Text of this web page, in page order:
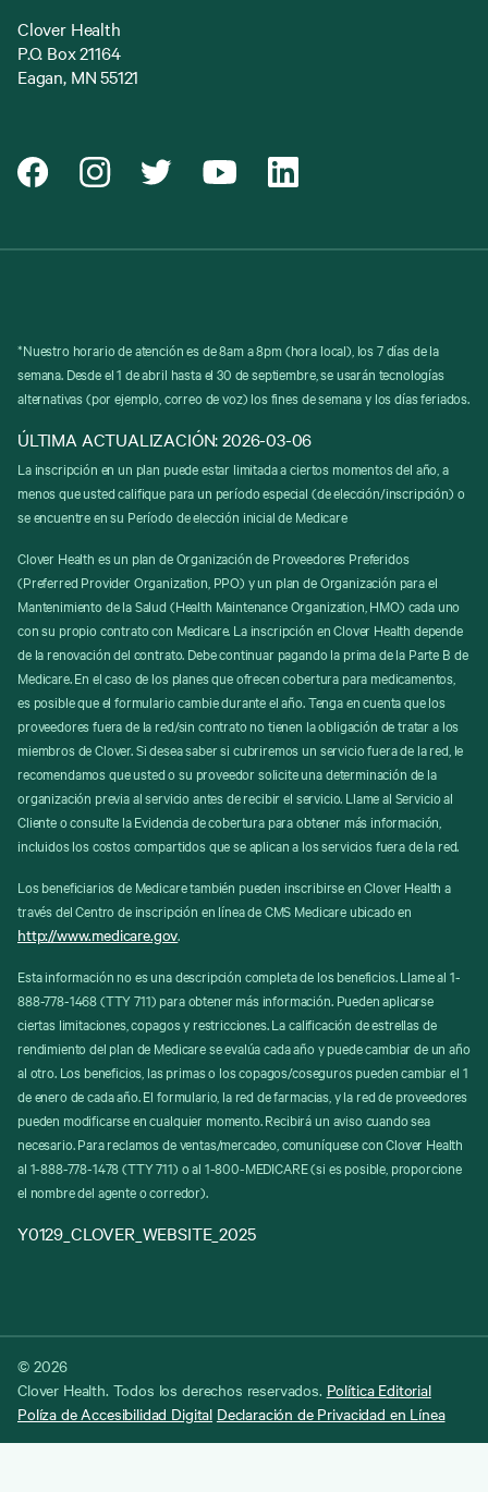
Clover Health
P.O. Box 21164
Eagan, MN 55121
*Nuestro horario de atención es de 8am a 8pm (hora local), los 7 días de la
semana. Desde el 1 de abril hasta el 30 de septiembre, se usarán tecnologías
alternativas (por ejemplo, correo de voz) los fines de semana y los días feriados.
ÚLTIMA ACTUALIZACIÓN: 2026-03-06
La inscripción en un plan puede estar limitada a ciertos momentos del año, a
menos que usted califique para un período especial (de elección/inscripción) o
se encuentre en su Período de elección inicial de Medicare
Clover Health es un plan de Organización de Proveedores Preferidos
(Preferred Provider Organization, PPO) y un plan de Organización para el
Mantenimiento de la Salud (Health Maintenance Organization, HMO) cada uno
con su propio contrato con Medicare. La inscripción en Clover Health depende
de la renovación del contrato. Debe continuar pagando la prima de la Parte B de
Medicare. En el caso de los planes que ofrecen cobertura para medicamentos,
es posible que el formulario cambie durante el año. Tenga en cuenta que los
proveedores fuera de la red/sin contrato no tienen la obligación de tratar a los
miembros de Clover. Si desea saber si cubriremos un servicio fuera de la red, le
recomendamos que usted o su proveedor solicite una determinación de la
organización previa al servicio antes de recibir el servicio. Llame al Servicio al
Cliente o consulte la Evidencia de cobertura para obtener más información,
incluidos los costos compartidos que se aplican a los servicios fuera de la red.
Los beneficiarios de Medicare también pueden inscribirse en Clover Health a
través del Centro de inscripción en línea de CMS Medicare ubicado en
http://www.medicare.gov.
Esta información no es una descripción completa de los beneficios. Llame al 1-
888-778-1468 (TTY 711) para obtener más información. Pueden aplicarse
ciertas limitaciones, copagos y restricciones. La calificación de estrellas de
rendimiento del plan de Medicare se evalúa cada año y puede cambiar de un año
al otro. Los beneficios, las primas o los copagos/coseguros pueden cambiar el 1
de enero de cada año. El formulario, la red de farmacias, y la red de proveedores
pueden modificarse en cualquier momento. Recibirá un aviso cuando sea
necesario. Para reclamos de ventas/mercadeo, comuníquese con Clover Health
al 1-888-778-1478 (TTY 711) o al 1-800-MEDICARE (si es posible, proporcione
el nombre del agente o corredor).
Y0129_CLOVER_WEBSITE_2025
© 2026
Clover Health. Todos los derechos reservados. Política Editorial
Políza de Accesibilidad Digital Declaración de Privacidad en Línea